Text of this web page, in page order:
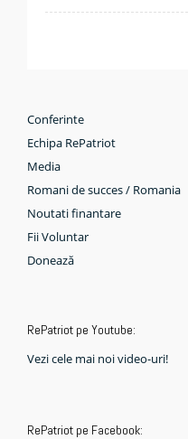
Conferinte
Echipa RePatriot
Media
Romani de succes / Romania
Noutati finantare
Fii Voluntar
Donează
RePatriot pe Youtube:
Vezi cele mai noi video-uri!
RePatriot pe Facebook: